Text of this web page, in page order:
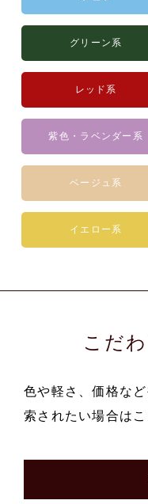
グリーン系
レッド系
紫色・ラベンダー系
ベージュ系
イエロー系
こだ
色や軽さ、価格な
索されたい場合はこ